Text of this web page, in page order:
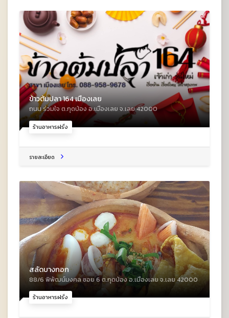
ร้านอาหารฝรั่ง
ข้าวต้มปลา 164 เมืองเลย
ถนน ร่วมใจ ต.กุดป่อง อ.เมืองเลย จ.เลย 42000
รายละเอียด
ร้านอาหารฝรั่ง
สลัดบางกอก
88/6 พิพัฒน์มงคล ซอย 6 ต.กุดป่อง อ.เมืองเลย จ.เลย 42000